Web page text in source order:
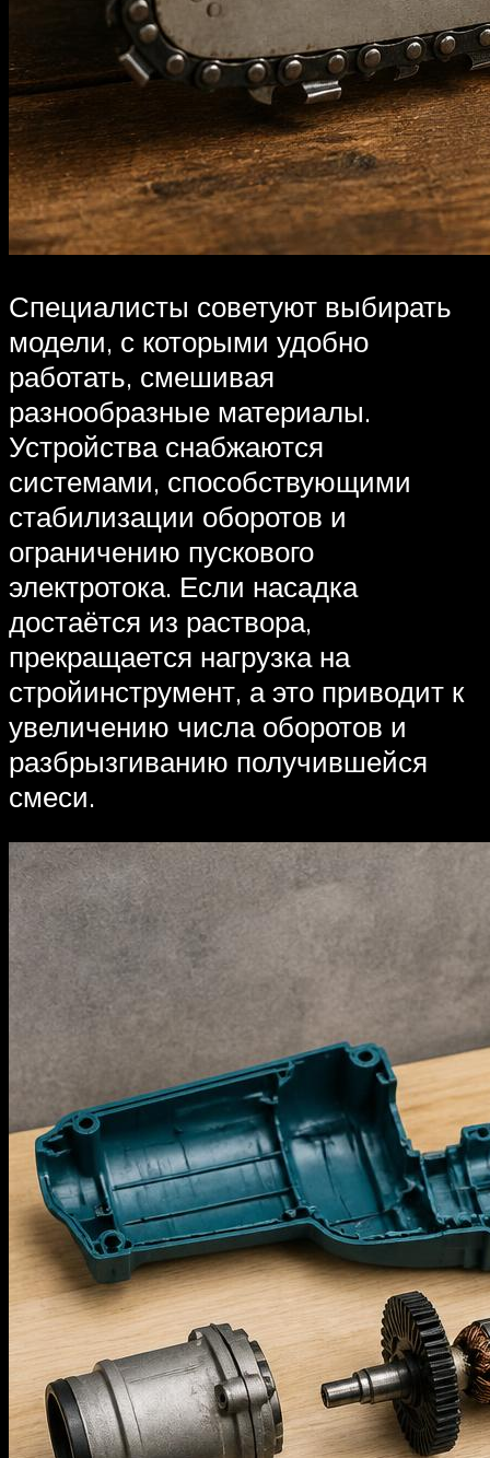
Специалисты советуют выбирать
модели, с которыми удобно
работать, смешивая
разнообразные материалы.
Устройства снабжаются
системами, способствующими
стабилизации оборотов и
ограничению пускового
электротока. Если насадка
достаётся из раствора,
прекращается нагрузка на
стройинструмент, а это приводит к
увеличению числа оборотов и
разбрызгиванию получившейся
смеси.